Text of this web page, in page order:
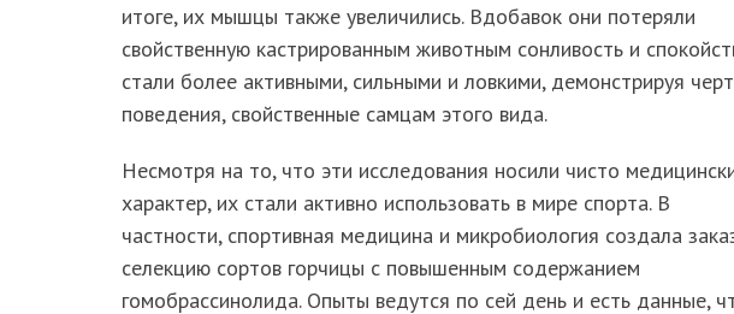
итоге, их мышцы также увеличились. Вдобавок они потеряли
свойственную кастрированным животным сонливость и
стали более активными, сильными и ловкими, демонстрируя
поведения, свойственные самцам этого вида.
Несмотря на то, что эти исследования носили чисто
характер, их стали активно использовать в мире спорта. В
частности, спортивная медицина и микробиология создала
селекцию сортов горчицы с повышенным содержанием
гомобрассинолида. Опыты ведутся по сей день и есть данные,